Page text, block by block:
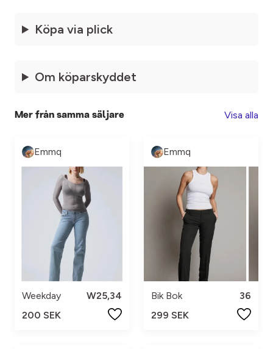
Köpa via plick
Om köparskyddet
Mer från samma säljare Visa alla
Emmq
Weekday
W25,34
200 SEK
Emmq
Bik Bok
36
299 SEK